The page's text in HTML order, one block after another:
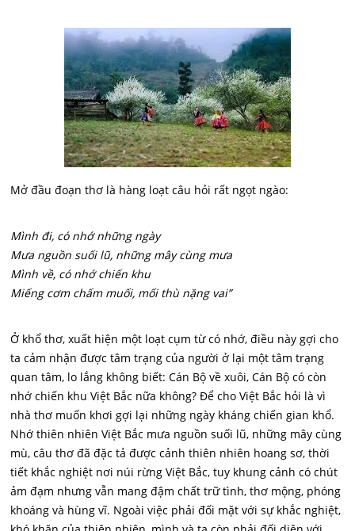
Mở đầu đoạn thơ là hàng loạt câu hỏi rất ngọt ngào:
Mình đi, có nhớ những ngày
Mưa nguồn suối lũ, những mây cùng mưa
Mình về, có nhớ chiến khu
Miếng cơm chấm muối, mối thù nặng vai”
Ở khổ thơ, xuất hiện một loạt cụm từ có nhớ, điều này gợi cho
ta cảm nhận được tâm trạng của người ở lại một tâm trạng
quan tâm, lo lắng không biết: Cán Bộ về xuôi, Cán Bộ có còn
nhớ chiến khu Việt Bắc nữa không? Để cho Việt Bắc hỏi là vì
nhà thơ muốn khơi gợi lại những ngày kháng chiến gian khổ.
Nhớ thiên nhiên Việt Bắc mưa nguồn suối lũ, những mây cùng
mù, câu thơ đã đặc tả được cảnh thiên nhiên hoang sơ, thời
tiết khắc nghiệt nơi núi rừng Việt Bắc, tuy khung cảnh có chút
ảm đạm nhưng vẫn mang đậm chất trữ tình, thơ mộng, phóng
khoáng và hùng vĩ. Ngoài việc phải đối mặt với sự khắc nghiệt,